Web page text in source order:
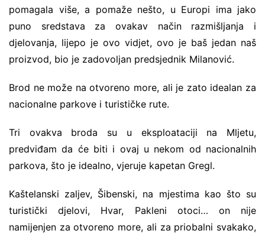
pomagala više, a pomaže nešto, u Europi ima jako
puno sredstava za ovakav način razmišljanja i
djelovanja, lijepo je ovo vidjet, ovo je baš jedan naš
proizvod, bio je zadovoljan predsjednik Milanović.
Brod ne može na otvoreno more, ali je zato idealan za
nacionalne parkove i turističke rute.
Tri ovakva broda su u eksploataciji na Mljetu,
predviđam da će biti i ovaj u nekom od nacionalnih
parkova, što je idealno, vjeruje kapetan Gregl.
Kaštelanski zaljev, Šibenski, na mjestima kao što su
turistički djelovi, Hvar, Pakleni otoci… on nije
namijenjen za otvoreno more, ali za priobalni svakako,